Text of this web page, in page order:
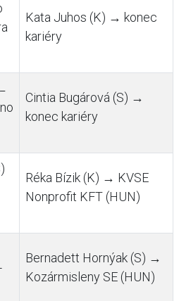
Kata Juhos (K) → konec
kariéry
Cintia Bugárová (S) →
konec kariéry
Réka Bízik (K) → KVSE
Nonprofit KFT (HUN)
Bernadett Hornýak (S) →
Kozármisleny SE (HUN)